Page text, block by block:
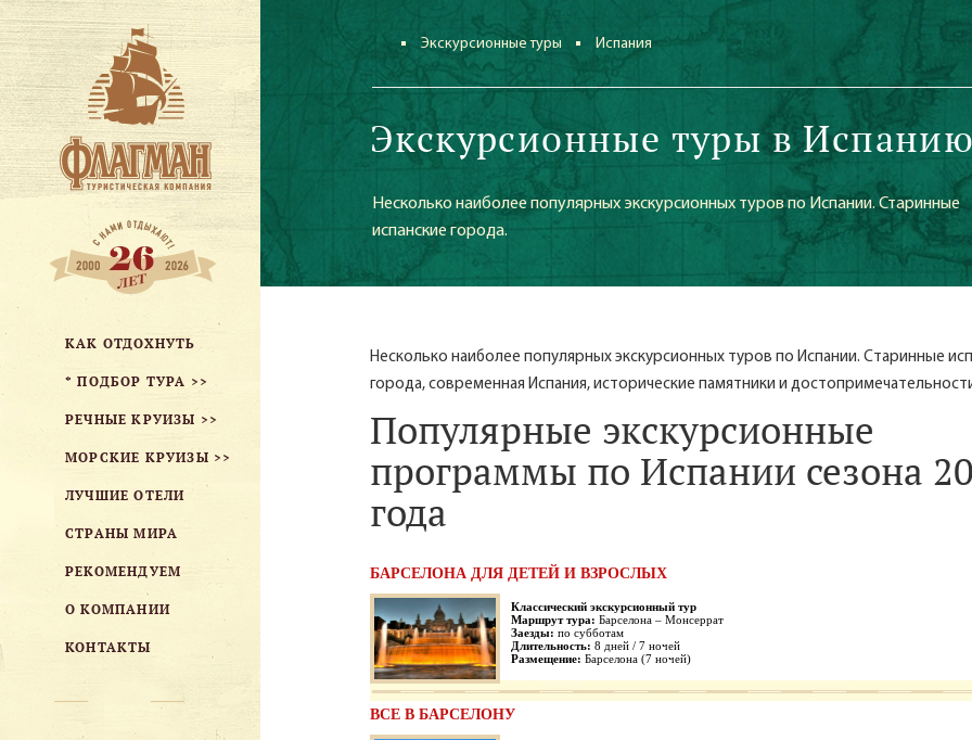
КАК ОТДОХНУТЬ
* ПОДБОР ТУРА >>
РЕЧНЫЕ КРУИЗЫ >>
МОРСКИЕ КРУИЗЫ >>
ЛУЧШИЕ ОТЕЛИ
СТРАНЫ МИРА
РЕКОМЕНДУЕМ
О КОМПАНИИ
КОНТАКТЫ
Экскурсионные туры Испания
Экскурсионные туры в Испанию
Несколько наиболее популярных экскурсионных туров по Испании. Старинные
испанские города.
Несколько наиболее популярных экскурсионных туров по Испании. Старинные
города, современная Испания, исторические памятники и
Популярные экскурсионные
программы по Испании сезона
года
БАРСЕЛОНА ДЛЯ ДЕТЕЙ И ВЗРОСЛЫХ
Классический экскурсионный тур
Маршрут тура: Барселона – Монсеррат
Заезды: по субботам
Длительность: 8 дней / 7 ночей
Размещение: Барселона (7 ночей)
ВСЕ В БАРСЕЛОНУ